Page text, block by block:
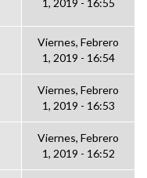
1, 2019 - 16:55
Viernes, Febrero
1, 2019 - 16:54
Viernes, Febrero
1, 2019 - 16:53
Viernes, Febrero
1, 2019 - 16:52